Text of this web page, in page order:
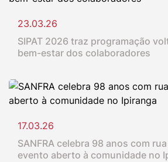
23.03.26
SIPAT 2026 traz programação
bem-estar dos colaboradores
17.03.26
SANFRA celebra 98 anos com
evento aberto à comunidade no